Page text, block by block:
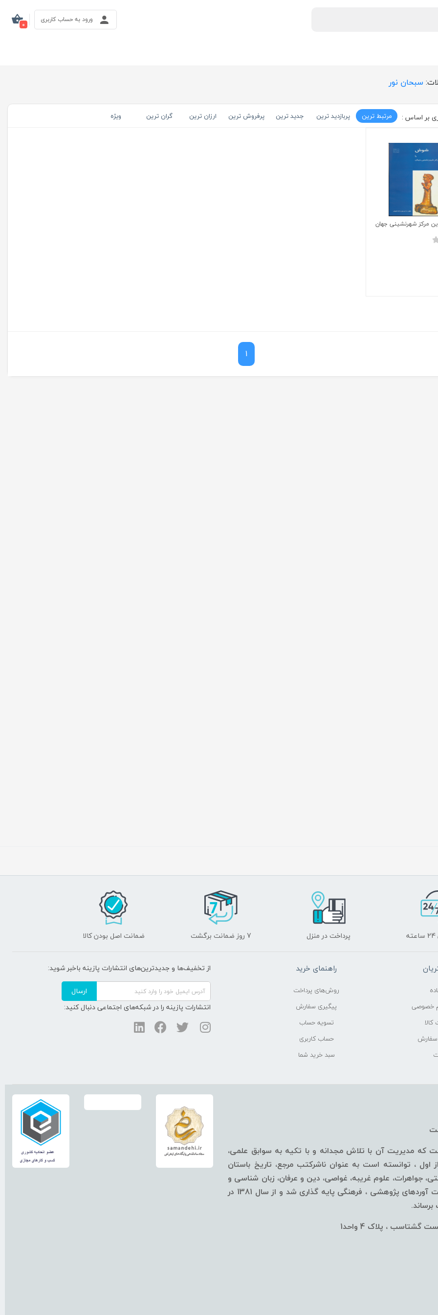
0
ورود به حساب کاربری
سبحان نور
مرتبط ترین پربازدید ترین جدید ترین پرفروش ترین ارزان ترین گران ترین ویژه
مرکز شهرنشینی جهان
1
پرداخت در منزل 7 روز ضمانت برگشت ضمانت اصل بودن کالا
خصوصی
راهنمای خرید
روش‌های پرداخت
پیگیری سفارش
تسویه حساب
حساب کاربری
سبد خرید شما
از تخفیف‌ها و جدیدترین‌های انتشارات پازینه باخبر شوید:
ارسال
انتشارات پازینه را در شبکه‌های اجتماعی دنبال کنید:
مدیریت آن با تلاش مجدانه و با تکیه به سوابق علمی،
، توانسته است به عنوان ناشرکتب مرجع، تاریخ باستان
جواهرات، علوم غریبه، غواصی، دین و عرفان، زبان شناسی و
... قلمداد گردد.این مرکز از سال 1376 با اهداف ارائه آخرین دست آوردهای پژوهشی ، فرهنگی پایه گذاری شد و از سال 1381 در
، پلاک 4 واحد1